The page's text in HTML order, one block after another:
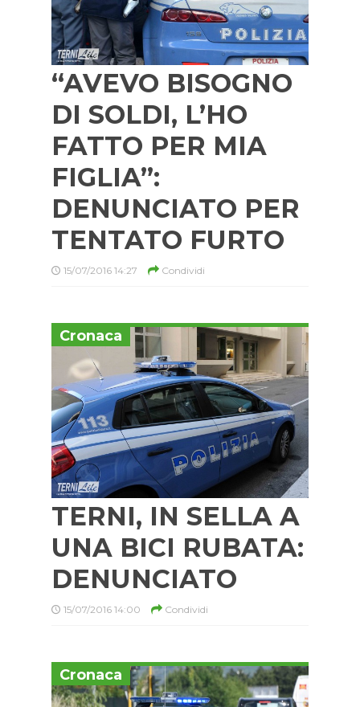
“AVEVO BISOGNO
DI SOLDI, L’HO
FATTO PER MIA
FIGLIA”:
DENUNCIATO PER
TENTATO FURTO
15/07/2016 14:27 Condividi
Cronaca
TERNI, IN SELLA A
UNA BICI RUBATA:
DENUNCIATO
15/07/2016 14:00 Condividi
Cronaca